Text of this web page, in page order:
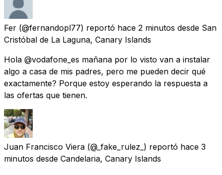
Fer (@fernandopl77) reportó hace 2 minutos desde San
Cristóbal de La Laguna, Canary Islands
Hola @vodafone_es mañana por lo visto van a instalar
algo a casa de mis padres, pero me pueden decir qué
exactamente? Porque estoy esperando la respuesta a
las ofertas que tienen.
Juan Francisco Viera (@_fake_rulez_) reportó hace 3
minutos desde Candelaria, Canary Islands